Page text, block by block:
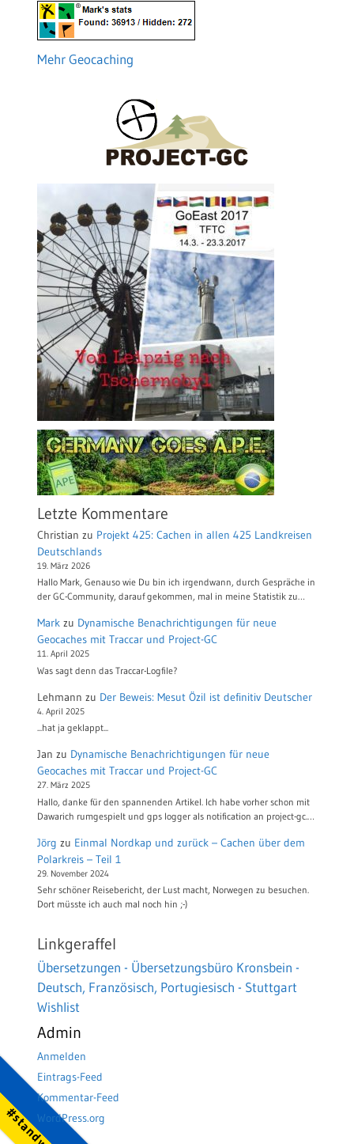
Mehr Geocaching
Letzte Kommentare
Christian zu Projekt 425: Cachen in allen 425 Landkreisen
Deutschlands
19. März 2026
Hallo Mark, Genauso wie Du bin ich irgendwann, durch Gespräche in
der GC-Community, darauf gekommen, mal in meine Statistik zu…
Mark zu Dynamische Benachrichtigungen für neue
Geocaches mit Traccar und Project-GC
11. April 2025
Was sagt denn das Traccar-Logfile?
Lehmann zu Der Beweis: Mesut Özil ist definitiv Deutscher
4. April 2025
...hat ja geklappt...
Jan zu Dynamische Benachrichtigungen für neue
Geocaches mit Traccar und Project-GC
27. März 2025
Hallo, danke für den spannenden Artikel. Ich habe vorher schon mit
Dawarich rumgespielt und gps logger als notification an project-gc.…
Jörg zu Einmal Nordkap und zurück – Cachen über dem
Polarkreis – Teil 1
29. November 2024
Sehr schöner Reisebericht, der Lust macht, Norwegen zu besuchen.
Dort müsste ich auch mal noch hin ;-)
Linkgeraffel
Übersetzungen - Übersetzungsbüro Kronsbein -
Deutsch, Französisch, Portugiesisch - Stuttgart
Wishlist
Admin
Anmelden
Eintrags-Feed
Kommentar-Feed
WordPress.org